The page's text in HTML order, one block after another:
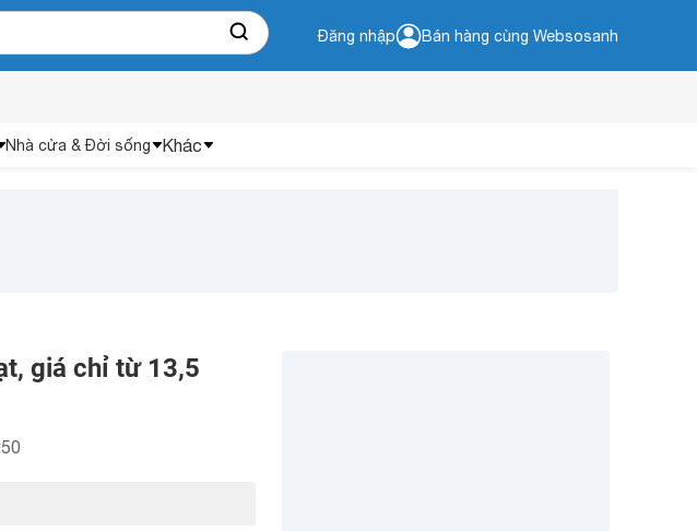
Đăng nhập Bán hàng cùng Websosanh
Nhà cửa & Đời sống Khác
giá chỉ từ 13,5